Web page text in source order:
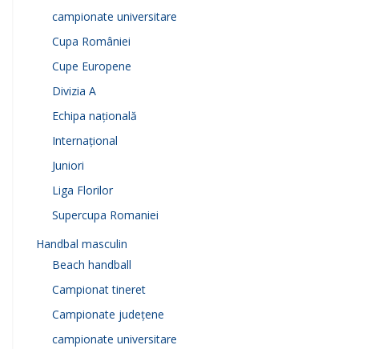
campionate universitare
Cupa României
Cupe Europene
Divizia A
Echipa națională
Internațional
Juniori
Liga Florilor
Supercupa Romaniei
Handbal masculin
Beach handball
Campionat tineret
Campionate județene
campionate universitare